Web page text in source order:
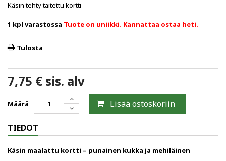
Käsin tehty taitettu kortti
1 kpl varastossa Tuote on uniikki. Kannattaa ostaa heti.
Tulosta
7,75 € sis. alv
Määrä Lisää ostoskoriin
TIEDOT
Käsin maalattu kortti – punainen kukka ja mehiläinen